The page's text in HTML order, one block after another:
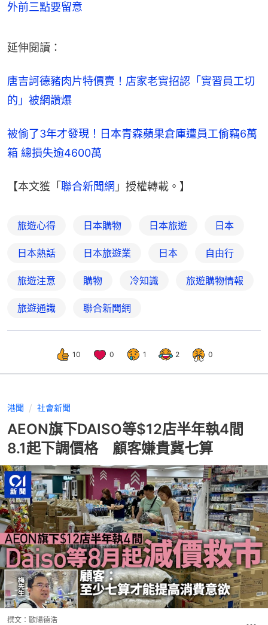
外前三點要留意
延伸閱讀：
唐吉訶德豬肉片特價賣！店家老實招認「實習員工切
的」被網讚爆
被偷了3年才發現！日本青森蘋果倉庫遭員工偷竊6萬
箱 總損失逾4600萬
【本文獲「 聯合新聞網 」授權轉載。】
旅遊心得 日本購物 日本旅遊 日本
日本熱話 日本旅遊業 日本 自由行
旅遊注意 購物 冷知識 旅遊購物情報
旅遊通識 聯合新聞網
10 0 1 2 0
港聞 社會新聞
AEON旗下DAISO等$12店半年執4間
8.1起下調價格 顧客嫌貴冀七算
撰文： 歐陽德浩